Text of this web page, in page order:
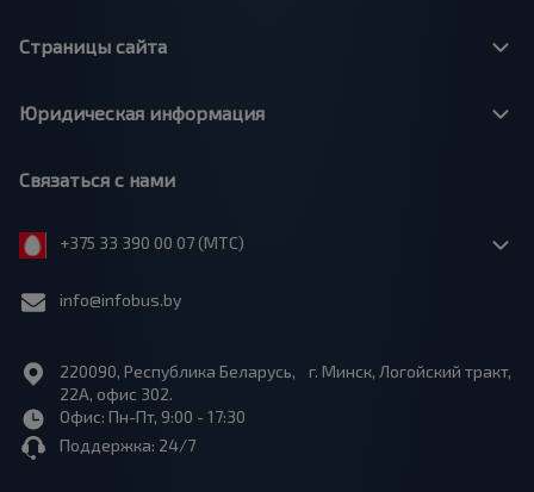
Страницы сайта
Юридическая информация
Связаться с нами
+375 33 390 00 07 (МТС)
info@infobus.by
220090, Республика Беларусь, г. Минск, Логойский тракт,
22А, офис 302.
Офис: Пн-Пт, 9:00 - 17:30
Поддержка: 24/7